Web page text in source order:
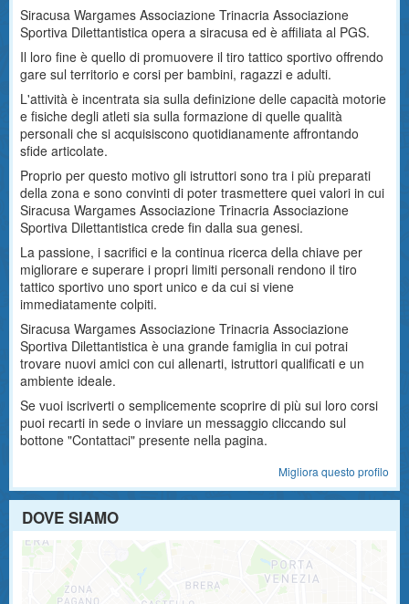
Siracusa Wargames Associazione Trinacria Associazione
Sportiva Dilettantistica opera a siracusa ed è affiliata al PGS.
Il loro fine è quello di promuovere il tiro tattico sportivo offrendo
gare sul territorio e corsi per bambini, ragazzi e adulti.
L'attività è incentrata sia sulla definizione delle capacità motorie
e fisiche degli atleti sia sulla formazione di quelle qualità
personali che si acquisiscono quotidianamente affrontando
sfide articolate.
Proprio per questo motivo gli istruttori sono tra i più preparati
della zona e sono convinti di poter trasmettere quei valori in cui
Siracusa Wargames Associazione Trinacria Associazione
Sportiva Dilettantistica crede fin dalla sua genesi.
La passione, i sacrifici e la continua ricerca della chiave per
migliorare e superare i propri limiti personali rendono il tiro
tattico sportivo uno sport unico e da cui si viene
immediatamente colpiti.
Siracusa Wargames Associazione Trinacria Associazione
Sportiva Dilettantistica è una grande famiglia in cui potrai
trovare nuovi amici con cui allenarti, istruttori qualificati e un
ambiente ideale.
Se vuoi iscriverti o semplicemente scoprire di più sui loro corsi
puoi recarti in sede o inviare un messaggio cliccando sul
bottone "Contattaci" presente nella pagina.
Migliora questo profilo
DOVE SIAMO